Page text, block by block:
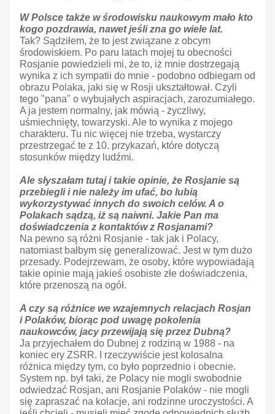
W Polsce także w środowisku naukowym mało kto
kogo pozdrawia, nawet jeśli zna go wiele lat.
Tak? Sądziłem, że to jest związane z obcym
środowiskiem. Po paru latach mojej tu obecności
Rosjanie powiedzieli mi, że to, iż mnie dostrzegają
wynika z ich sympatii do mnie - podobno odbiegam od
obrazu Polaka, jaki się w Rosji ukształtował. Czyli
tego "pana" o wybujałych aspiracjach, zarozumiałego.
A ja jestem normalny, jak mówią - życzliwy,
uśmiechnięty, towarzyski. Ale to wynika z mojego
charakteru. Tu nic więcej nie trzeba, wystarczy
przestrzegać te z 10. przykazań, które dotyczą
stosunków między ludźmi.
Ale słyszałam tutaj i takie opinie, że Rosjanie są
przebiegli i nie należy im ufać, bo lubią
wykorzystywać innych do swoich celów. A o
Polakach sądzą, iż są naiwni. Jakie Pan ma
doświadczenia z kontaktów z Rosjanami?
Na pewno są różni Rosjanie - tak jak i Polacy,
natomiast bałbym się generalizować. Jest w tym dużo
przesady. Podejrzewam, że osoby, które wypowiadają
takie opinie mają jakieś osobiste złe doświadczenia,
które przenoszą na ogół.
A czy są różnice we wzajemnych relacjach Rosjan
i Polaków, biorąc pod uwagę pokolenia
naukowców, jacy przewijają się przez Dubną?
Ja przyjechałem do Dubnej z rodziną w 1988 - na
koniec ery ZSRR. I rzeczywiście jest kolosalna
różnica między tym, co było poprzednio i obecnie.
System np. był taki, że Polacy nie mogli swobodnie
odwiedzać Rosjan, ani Rosjanie Polaków - nie mogli
się zapraszać na kolacje, ani rodzinne uroczystości. A